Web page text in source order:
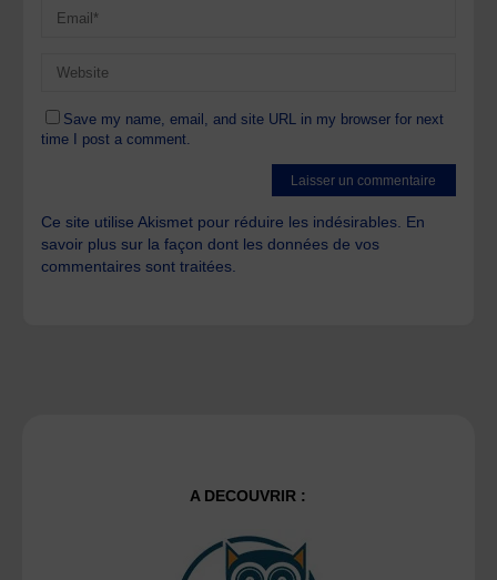
Save my name, email, and site URL in my browser for next
time I post a comment.
Ce site utilise Akismet pour réduire les indésirables. En
savoir plus sur la façon dont les données de vos
commentaires sont traitées
A DECOUVRIR :